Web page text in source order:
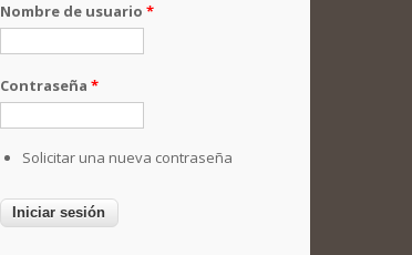
Nombre de usuario *
Contraseña *
Solicitar una nueva contraseña